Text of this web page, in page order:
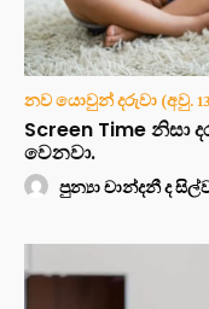
නව යොවුන් දරුවා (අවු.
Screen Time නිසා
වෙනවා.
පුන්‍යා චාන්දනී ද